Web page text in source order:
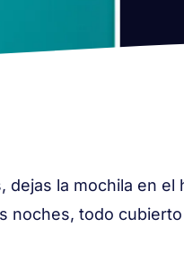
dejas la mochila en el
noches, todo cubierto